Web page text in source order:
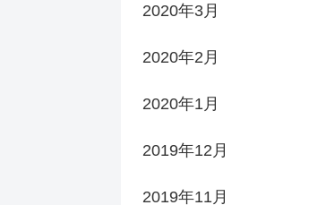
2020年3月
2020年2月
2020年1月
2019年12月
2019年11月